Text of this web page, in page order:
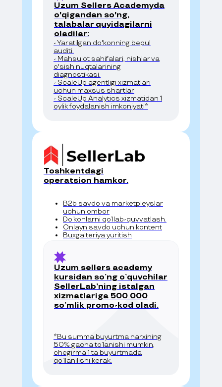
Uzum Sellers Academyda
o'qigandan so'ng,
talabalar quyidagilarni
oladilar:
- Yaratilgan do'konning bepul
auditi.
- Mahsulot sahifalari, nishlar va
o'sish nuqtalarining
diagnostikasi.
- ScaleUp agentligi xizmatlari
uchun maxsus shartlar
- ScaleUp Analytics xizmatidan 1
oylik foydalanish imkoniyati*
Toshkentdagi
operatsion hamkor.
B2b savdo va marketpleyslar
uchun ombor
Doʼkonlarni qoʼllab-quvvatlash.
Onlayn savdo uchun kontent
Buxgalteriya yuritish
Uzum sellers academy
kursidan soʼng oʼquvchilar
SellerLab’ning istalgan
xizmatlariga 500 000
soʼmlik promo-kod oladi.
*Bu summa buyurtma narxining
50% gacha toʼlanishi mumkin,
chegirma 1 ta buyurtmada
qoʼllanilishi kerak.